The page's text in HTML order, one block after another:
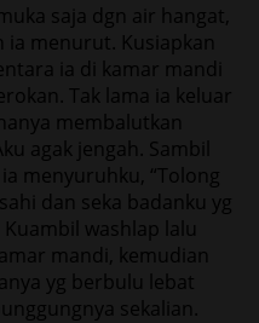
saja dgn air hangat,
ia menurut. Kusiapkan
ia di kamar mandi
Tak lama ia keluar
membalutkan
agak jengah. Sambil
menyuruhku, “Tolong
dan seka badanku yg
washlap lalu
mandi, kemudian
yg berbulu lebat
sekalian.